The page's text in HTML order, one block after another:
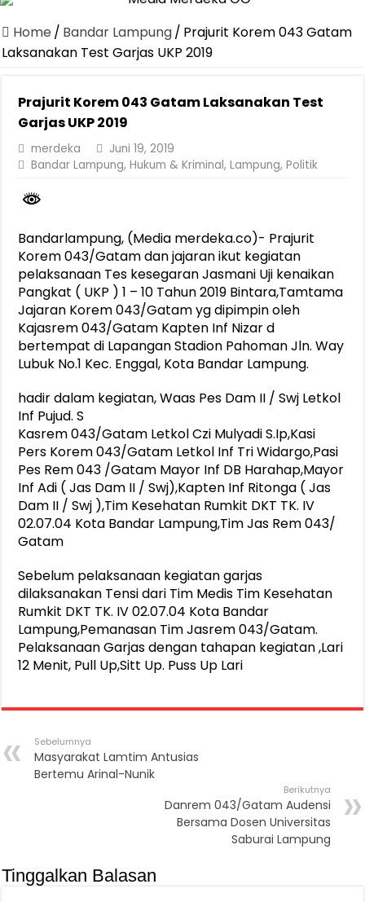
Dirut Jasa Raharja Dampingi Wamenhub Tinjau Penanganan
Pastikan Pelayanan Maksimal, Direksi Jasa Raharja Tinjau Korban
Jasa Raharja Jamin Seluruh Korban Kebakaran KM Mutiara
Gelar Audiensi, Jasa Raharja dan Kementerian PANRB Perkuat
Berkontribusi terhadap Keselamatan dan Mobilitas Masyarakat,
Festival Literasi Lampung 2026 Dorong Perpustakaan Jadi Ruang
Home / Bandar Lampung/ Prajurit Korem 043 Gatam
Laksanakan Test Garjas UKP 2019
Prajurit Korem 043 Gatam Laksanakan Test
Garjas UKP 2019
merdeka
Juni 19, 2019
Bandar Lampung,Hukum & Kriminal,Lampung,Politik
Bandarlampung, (Media merdeka.co)- Prajurit
Korem 043/Gatam dan jajaran ikut kegiatan
pelaksanaan Tes kesegaran Jasmani Uji kenaikan
Pangkat ( UKP ) 1 – 10 Tahun 2019 Bintara,Tamtama
Jajaran Korem 043/Gatam yg dipimpin oleh
Kajasrem 043/Gatam Kapten Inf Nizar d
bertempat di Lapangan Stadion Pahoman Jln. Way
Lubuk No.1 Kec. Enggal, Kota Bandar Lampung.
hadir dalam kegiatan, Waas Pes Dam II / Swj Letkol
Inf Pujud. S
Kasrem 043/Gatam Letkol Czi Mulyadi S.Ip,Kasi
Pers Korem 043/Gatam Letkol Inf Tri Widargo,Pasi
Pes Rem 043 /Gatam Mayor Inf DB Harahap,Mayor
Inf Adi ( Jas Dam II / Swj),Kapten Inf Ritonga ( Jas
Dam II / Swj ),Tim Kesehatan Rumkit DKT TK. IV
02.07.04 Kota Bandar Lampung,Tim Jas Rem 043/
Gatam
Sebelum pelaksanaan kegiatan garjas
dilaksanakan Tensi dari Tim Medis Tim Kesehatan
Rumkit DKT TK. IV 02.07.04 Kota Bandar
Lampung,Pemanasan Tim Jasrem 043/Gatam.
Pelaksanaan Garjas dengan tahapan kegiatan ,Lari
12 Menit, Pull Up,Sitt Up. Puss Up Lari
Sebelumnya
Masyarakat Lamtim Antusias
Bertemu Arinal-Nunik
Berikutnya
Danrem 043/Gatam Audensi
Bersama Dosen Universitas
Saburai Lampung
Tinggalkan Balasan